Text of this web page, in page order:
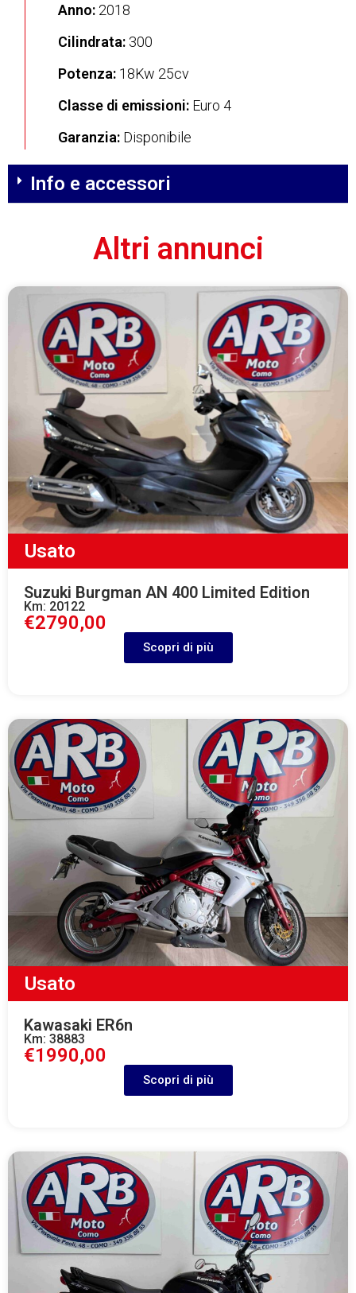
Anno:2018
Cilindrata:300
Potenza:18Kw 25cv
Classe di emissioni:Euro 4
Garanzia:Disponibile
Info e accessori
Altri annunci
Usato
Suzuki Burgman AN 400 Limited Edition
Km: 20122
€2790,00
Scopri di più
Usato
Kawasaki ER6n
Km: 38883
€1990,00
Scopri di più